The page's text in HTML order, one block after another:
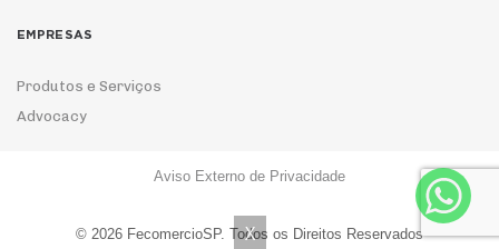
EMPRESAS
Produtos e Serviços
Advocacy
Aviso Externo de Privacidade
© 2026 FecomercioSP. Todos os Direitos Reservados
X